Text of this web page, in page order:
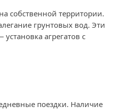
собственной территории.
грунтовых вод. Эти
агрегатов с
поездки. Наличие